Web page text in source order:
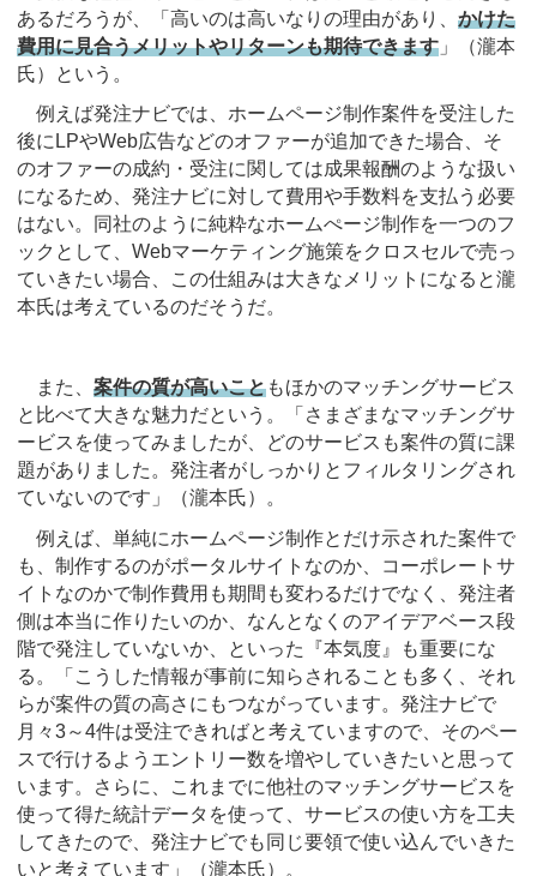
あるだろうが、「高いのは高いなりの理由があり、 かけた
費用に見合うメリットやリターンも期待できます 」（瀧本
氏）という。
例えば発注ナビでは、ホームページ制作案件を受注した
後にLPやWeb広告などのオファーが追加できた場合、そ
のオファーの成約・受注に関しては成果報酬のような扱い
になるため、発注ナビに対して費用や手数料を支払う必要
はない。同社のように純粋なホームぺージ制作を一つのフ
ックとして、Webマーケティング施策をクロスセルで売っ
ていきたい場合、この仕組みは大きなメリットになると瀧
本氏は考えているのだそうだ。
また、 案件の質が高いこともほかのマッチングサービス
と比べて大きな魅力だという。「さまざまなマッチングサ
ービスを使ってみましたが、どのサービスも案件の質に課
題がありました。発注者がしっかりとフィルタリングされ
ていないのです」（瀧本氏）。
例えば、単純にホームページ制作とだけ示された案件で
も、制作するのがポータルサイトなのか、コーポレートサ
イトなのかで制作費用も期間も変わるだけでなく、発注者
側は本当に作りたいのか、なんとなくのアイデアベース段
階で発注していないか、といった『本気度』も重要にな
る。「こうした情報が事前に知らされることも多く、それ
らが案件の質の高さにもつながっています。発注ナビで
月々3～4件は受注できればと考えていますので、そのペー
スで行けるようエントリー数を増やしていきたいと思って
います。さらに、これまでに他社のマッチングサービスを
使って得た統計データを使って、サービスの使い方を工夫
してきたので、発注ナビでも同じ要領で使い込んでいきた
いと考えています」（瀧本氏）。